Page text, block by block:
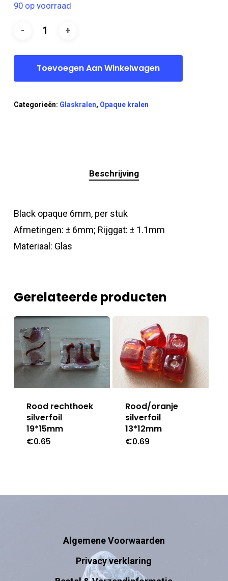
90 op voorraad
Toevoegen Aan Winkelwagen
Categorieën: Glaskralen, Opaque kralen
Beschrijving
Black opaque 6mm, per stuk
Afmetingen: ± 6mm; Rijggat: ± 1.1mm
Materiaal: Glas
Gerelateerde producten
Rood rechthoek
silverfoil
19*15mm
€0.65
Rood/oranje
silverfoil
13*12mm
€0.69
Algemene Voorwaarden
Privacy verklaring